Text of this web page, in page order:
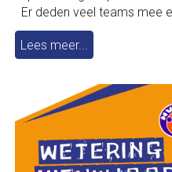
Er deden veel teams mee
Lees meer...